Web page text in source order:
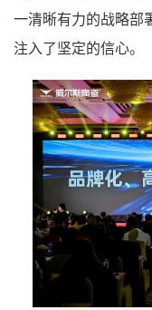
一清晰有力的战略部
注入了坚定的信心。